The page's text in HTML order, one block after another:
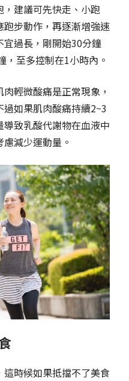
建議可先快走、小跑
步動作，再逐漸增強速
過長，剛開始30分鐘
，至多控制在1小時內。
輕微酸痛是正常現象，
如果肌肉酸痛持續2~3
致乳酸代謝物在血液中
減少運動量。
時候如果抵擋不了美食